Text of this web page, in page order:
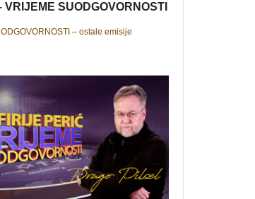
VRIJEME SUODGOVORNOSTI
– ostale emisije